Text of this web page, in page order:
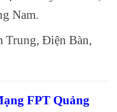
Nam.
Trung, Điện Bàn,
FPT Quảng